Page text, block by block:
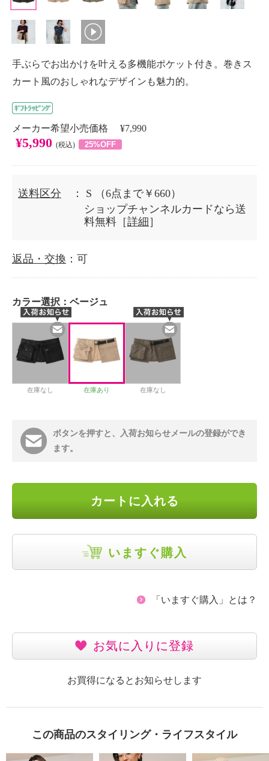
手ぶらでお出かけを叶える多機能ポケット付き。巻きス
カート風のおしゃれなデザインも魅力的。
メーカー希望小売価格 ¥7,990
¥5,990 (税込) 25%OFF
送料区分 ： S
（6点まで￥660）
ショップチャンネルカードなら送
料無料［詳細 ］
返品・交換 ：可
カラー選択： ベージュ
在庫なし 在庫あり 在庫なし
ボタンを押すと、入荷お知らせメールの登録ができ
ます。
カートに入れる
いますぐ購入
「いますぐ購入」とは？
お気に入りに登録
お買得になるとお知らせします
この商品のスタイリング・ライフスタイル